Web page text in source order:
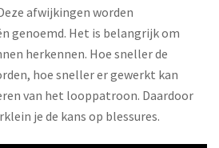
afwijkingen worden
genoemd. Het is belangrijk om
herkennen. Hoe sneller de
hoe sneller er gewerkt kan
van het looppatroon. Daardoor
je de kans op blessures.